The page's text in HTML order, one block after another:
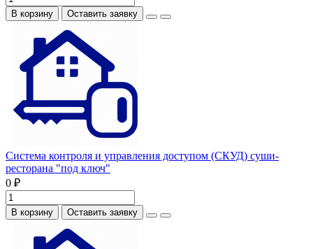
В корзину Оставить заявку
Система контроля и управления доступом (СКУД) суши-
ресторана "под ключ"
0 ₽
В корзину Оставить заявку